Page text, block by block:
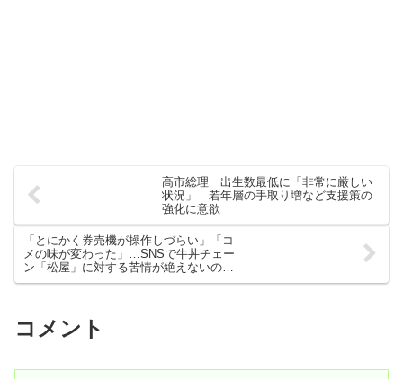
高市総理 出生数最低に「非常に厳しい
状況」 若年層の手取り増など支援策の
強化に意欲
「とにかく券売機が操作しづらい」「コ
メの味が変わった」…SNSで牛丼チェー
ン「松屋」に対する苦情が絶えないのは
ナゼか
コメント